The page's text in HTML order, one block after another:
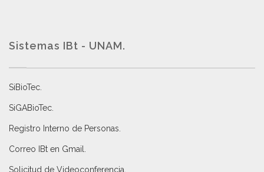
Sistemas IBt - UNAM.
SiBioTec
SiGABioTec.
Registro Interno de Personas
Correo IBt en Gmail
Solicitud de Videoconferencia.